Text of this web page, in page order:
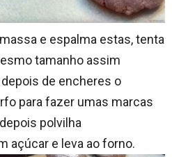
e espalma estas, tenta
tamanho assim
de encheres o
para fazer umas marcas
polvilha
açúcar e leva ao forno.